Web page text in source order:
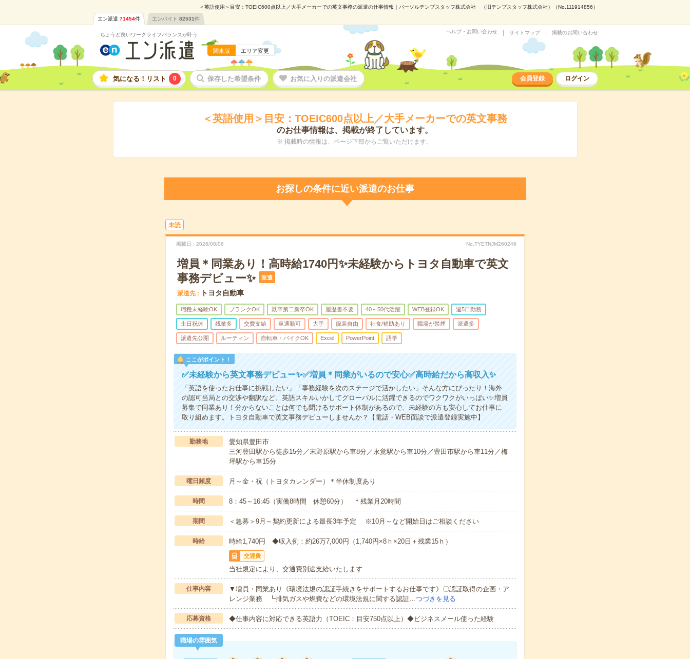
＜英語使用＞目安：TOEIC600点以上／大手メーカーでの英文事務の派遣の仕事情報｜パーソルテンプスタッフ株式会社 （旧テンプスタッフ株式会社）（No.111914856）
エン派遣 71454件 エンバイト 82531件
ちょうど良いワークライフバランスが叶う
関東版 エリア変更
ヘルプ・お問い合わせ サイトマップ 掲載のお問い合わせ
気になる！リスト 0 保存した希望条件 お気に入りの派遣会社 会員登録 ログイン
＜英語使用＞目安：TOEIC600点以上／大手メーカーでの英文事務
のお仕事情報は、掲載が終了しています。
※ 掲載時の情報は、ページ下部からご覧いただけます。
お探しの条件に近い派遣のお仕事
未読
掲載日 2026/08/06 No.TYETNJM260246
増員＊同業あり！高時給1740円✨未経験からトヨタ自動車で英文
事務デビュー✨
派遣
派遣先 トヨタ自動車
職種未経験OK ブランクOK 既卒第二新卒OK 履歴書不要 40～50代活躍 WEB登録OK 週5日勤務
土日祝休 残業多 交費支給 車通勤可 大手 服装自由 社食/補助あり 職場が禁煙 派遣多
派遣先公開 ルーティン 自転車・バイクOK Excel PowerPoint 語学
ここがポイント！
✅未経験から英文事務デビュー✨✅増員＊同業がいるので安心✅高時給だから高収入✨
「英語を使ったお仕事に挑戦したい」「事務経験を次のステージで活かしたい」そんな方にぴったり！海外
の認可当局との交渉や翻訳など、英語スキルいかしてグローバルに活躍できるのでワクワクがいっぱい✨増員
募集で同業あり！分からないことは何でも聞けるサポート体制があるので、未経験の方も安心してお仕事に
取り組めます。トヨタ自動車で英文事務デビューしませんか？【電話・WEB面談で派遣登録実施中】
勤務地
愛知県豊田市
三河豊田駅から徒歩15分／末野原駅から車8分／永覚駅から車10分／豊田市駅から車11分／梅
坪駅から車15分
曜日頻度 月～金・祝（トヨタカレンダー）＊半休制度あり
時間 8：45～16:45（実働8時間 休憩60分） ＊残業月20時間
期間 ＜急募＞9月～契約更新による最長3年予定 ※10月～など開始日はご相談ください
時給 時給1,740円 ◆収入例：約26万7,000円（1,740円×8ｈ×20日＋残業15ｈ）
交通費
当社規定により、交通費別途支給いたします
仕事内容
▼増員・同業あり《環境法規の認証手続きをサポートするお仕事です》〇認証取得の企画・ア
レンジ業務 ┗排気ガスや燃費などの環境法規に関する認証…つづきを見る
応募資格 ◆仕事内容に対応できる英語力（TOEIC：目安750点以上）◆ビジネスメール使った経験
職場の雰囲気